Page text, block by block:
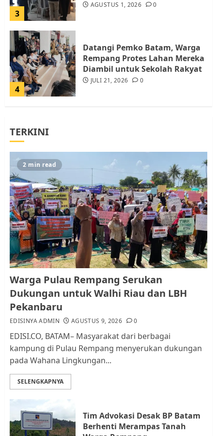
3
AGUSTUS 1, 2026 0
4
Datangi Pemko Batam, Warga
Rempang Protes Lahan Mereka
Diambil untuk Sekolah Rakyat
JULI 21, 2026 0
5
Resahkan Warga
JULI 17, 2026 0
1
Warga Pulau Rempang Serukan
Dukungan untuk Walhi Riau
dan LBH Pekanbaru
AGUSTUS 9, 2026 0
2
Pemko Batam Tegaskan RT dan
RW bukan Petugas Pendataan
dan Pemungutan Pajak
3
Kader Pajak jadi Penghubung
Pemerintah dan Masyarakat di
Datangi Pemko Batam, Warga
TERKINI
2 min read
Warga Pulau Rempang Serukan
Dukungan untuk Walhi Riau dan LBH
Pekanbaru
EDISINYA ADMIN AGUSTUS 9, 2026 0
EDISI.CO, BATAM– Masyarakat dari berbagai
kampung di Pulau Rempang menyerukan dukungan
pada Wahana Lingkungan...
SELENGKAPNYA
Tim Advokasi Desak BP Batam
Berhenti Merampas Tanah